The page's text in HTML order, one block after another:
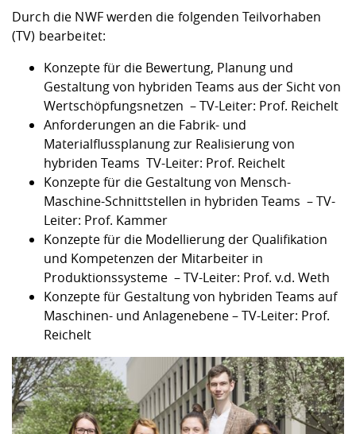
Durch die NWF werden die folgenden Teilvorhaben
(TV) bearbeitet:
Konzepte für die Bewertung, Planung und
Gestaltung von hybriden Teams aus der Sicht von
Wertschöpfungsnetzen – TV-Leiter: Prof. Reichelt
Anforderungen an die Fabrik- und
Materialflussplanung zur Realisierung von
hybriden Teams TV-Leiter: Prof. Reichelt
Konzepte für die Gestaltung von Mensch-
Maschine-Schnittstellen in hybriden Teams – TV-
Leiter: Prof. Kammer
Konzepte für die Modellierung der Qualifikation
und Kompetenzen der Mitarbeiter in
Produktionssysteme – TV-Leiter: Prof. v.d. Weth
Konzepte für Gestaltung von hybriden Teams auf
Maschinen- und Anlagenebene – TV-Leiter: Prof.
Reichelt